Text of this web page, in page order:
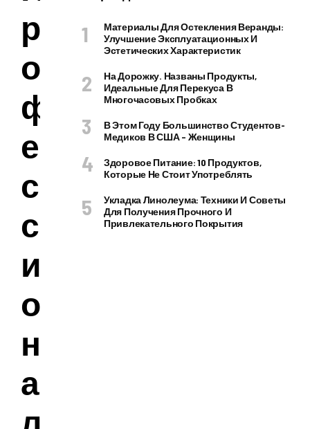
р
о
ф
е
с
с
и
о
н
а
Материалы Для Остекления Веранды:
Улучшение Эксплуатационных И
Эстетических Характеристик
На Дорожку. Названы Продукты,
Идеальные Для Перекуса В
Многочасовых Пробках
В Этом Году Большинство Студентов-
Медиков В США – Женщины
Здоровое Питание: 10 Продуктов,
Которые Не Стоит Употреблять
Укладка Линолеума: Техники И Советы
Для Получения Прочного И
Привлекательного Покрытия